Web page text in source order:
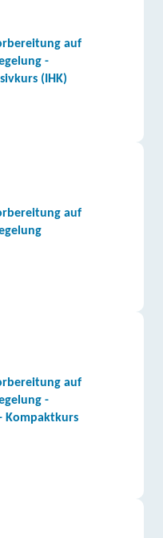
auf
-
(IHK)
auf
auf
-
Kompaktkurs